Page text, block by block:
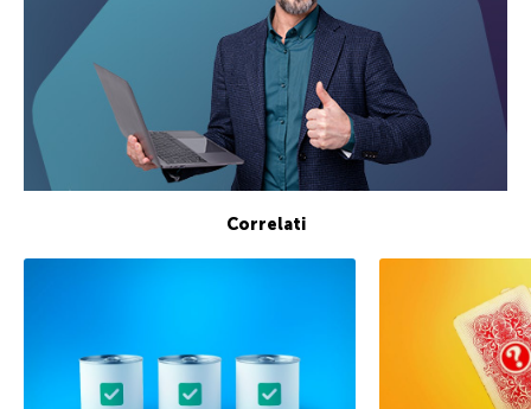
Correlati